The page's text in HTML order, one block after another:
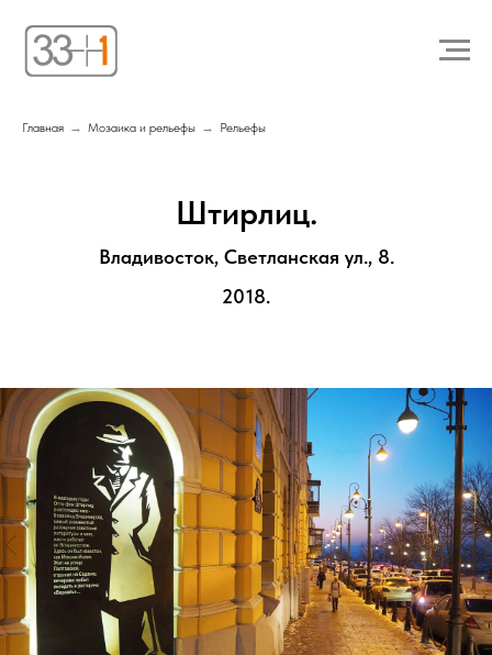
Главная → Мозаика и рельефы → Рельефы
Штирлиц.
Владивосток, Светланская ул., 8.
2018.